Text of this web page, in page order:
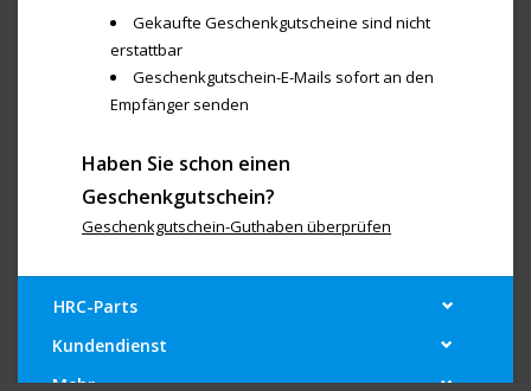
Gekaufte Geschenkgutscheine sind nicht
erstattbar
Geschenkgutschein-E-Mails sofort an den
Empfänger senden
Haben Sie schon einen
Geschenkgutschein?
Geschenkgutschein-Guthaben überprüfen
HRC-Parts
Kundendienst
Mehr